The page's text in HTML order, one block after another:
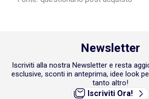
Newsletter
Iscriviti alla nostra Newsletter e resta
esclusive, sconti in anteprima, idee look
tanto altro!
Iscriviti Ora!